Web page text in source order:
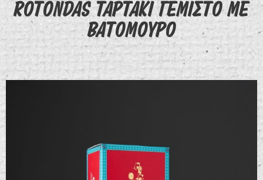
ROTONDAS ΤΑΡΤΑΚΙ ΓΕΜΙΣΤΟ ΜΕ
ΒΑΤΟΜΟΥΡΟ